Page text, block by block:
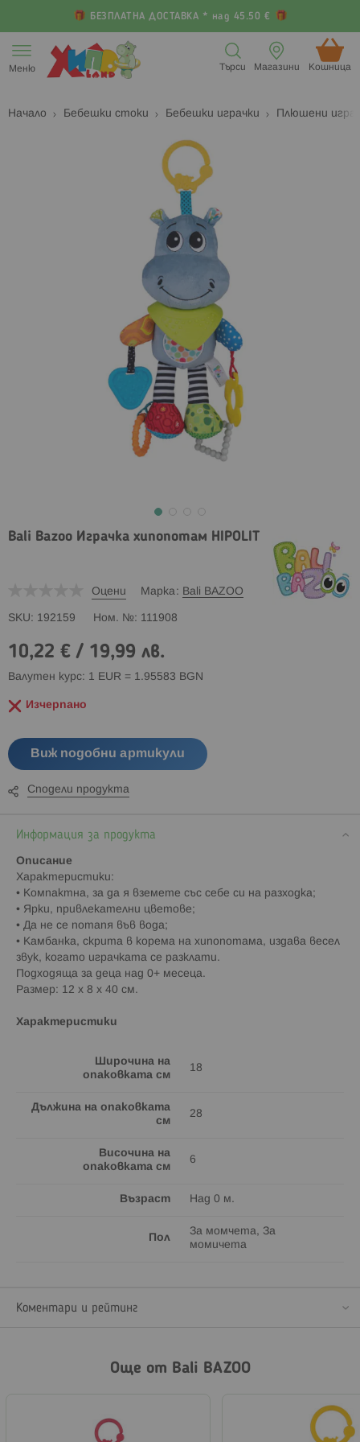
БЕЗПЛАТНА ДОСТАВКА * над 45.50 €
към
съдържанието
Меню Кошница (
Магазини
Търси
Начало Бебешки стоки Бебешки играчки Плюшени
Bali Bazoo Играчка хипопотам HIPOLIT
Оцени Марка Bali BAZOO
SKU 192159 Ном. № 111908
10,22 € / 19,99 лв.
Валутен курс: 1 EUR = 1.95583 BGN
Изчерпано
Виж подобни артикули
Сподели продукта
Информация за продукта
Описание
Характеристики:
• Компактна, за да я вземете със себе си на разходка;
• Ярки, привлекателни цветове;
• Да не се потапя във вода;
• Камбанка, скрита в корема на хипопотама, издава весел
звук, когато играчката се разклати.
Подходяща за деца над 0+ месеца.
Размер: 12 х 8 х 40 см.
Характеристики
Широчина на
опаковката см
18
Дължина на опаковката
см
28
Височина на
опаковката см
6
Възраст Над 0 м.
Пол
За момчета, За
момичета
Коментари и рейтинг
Още от Bali BAZOO